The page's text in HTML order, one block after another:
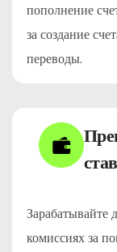
пополнение
за создание
переводы.
Зарабатывайте
комиссиях за